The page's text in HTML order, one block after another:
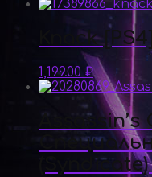
Knack [PS4]
1,199.00 ₽